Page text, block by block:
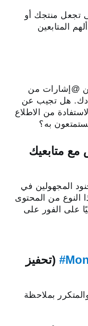
تجعل منتجك أو
المتابعين
للبدء، ضع في اعتبارك البحث عن ‎@إشارات من
هل تجيب عن
من الاطلاع
به؟
مع متابعيك
المجهولين في
النوع من المحتوى
على الفور على
(تحفيز
بملاحظة